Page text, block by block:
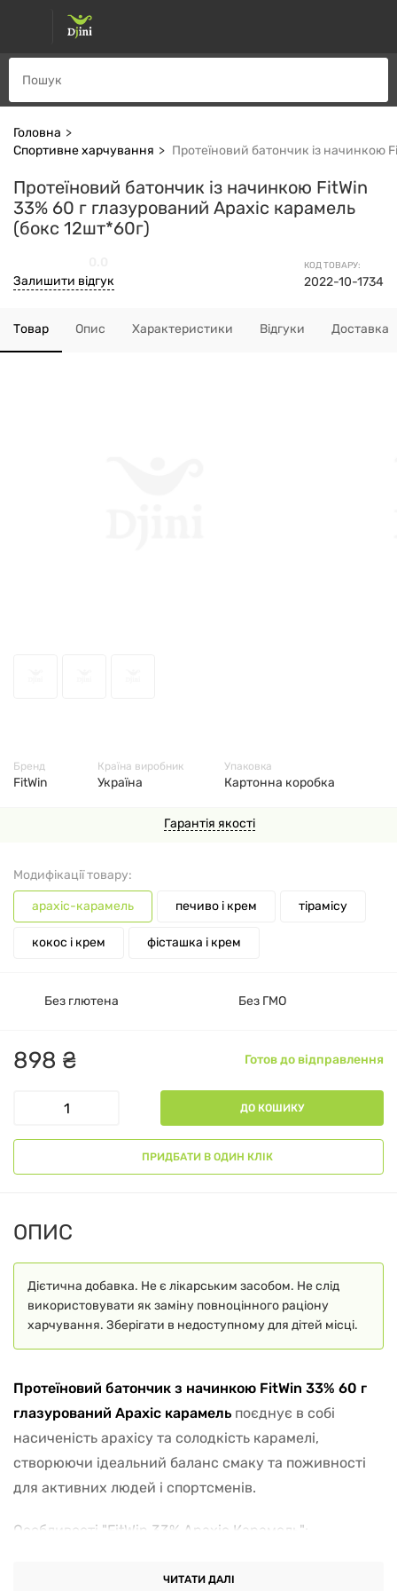
Головна
Спортивне харчування
Протеїновий батончик із начинкою
Протеїновий батончик із начинкою FitWin
33% 60 г глазурований Арахіс карамель
(бокс 12шт*60г)
КОД ТОВАРУ:
2022-10-1734
Залишити відгук
Товар Опис Характеристики Відгуки Доставка
Гарантія якості
Модифікації товару:
арахіс-карамель печиво і крем тірамісу
кокос і крем фісташка і крем
898 ₴ Готов до відправлення
ДО КОШИКУ
ПРИДБАТИ В ОДИН КЛІК
Без глютена Без ГМО
Бренд
FitWin
Країна виробник
Україна
Упаковка
Картонна коробка
ОПИС
Дієтична добавка. Не є лікарським засобом. Не слід
використовувати як заміну повноцінного раціону
харчування. Зберігати в недоступному для дітей місці.
Протеїновий батончик з начинкою FitWin 33% 60 г
глазурований Арахіс карамель поєднує в собі
насиченість арахісу та солодкість карамелі,
створюючи ідеальний баланс смаку та поживності
для активних людей і спортсменів.
Особливості "FitWin 33% Арахіс Карамель":
Відчуйте, як кожен укус цього
ЧИТАТИ ДАЛІ